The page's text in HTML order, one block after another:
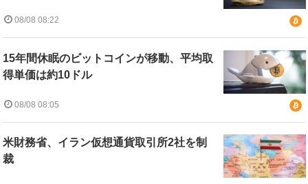
08/08 08:22
15年間休眠のビットコインが移動、平均取
得単価は約10ドル
08/08 08:05
米財務省、イラン仮想通貨取引所2社を制
裁